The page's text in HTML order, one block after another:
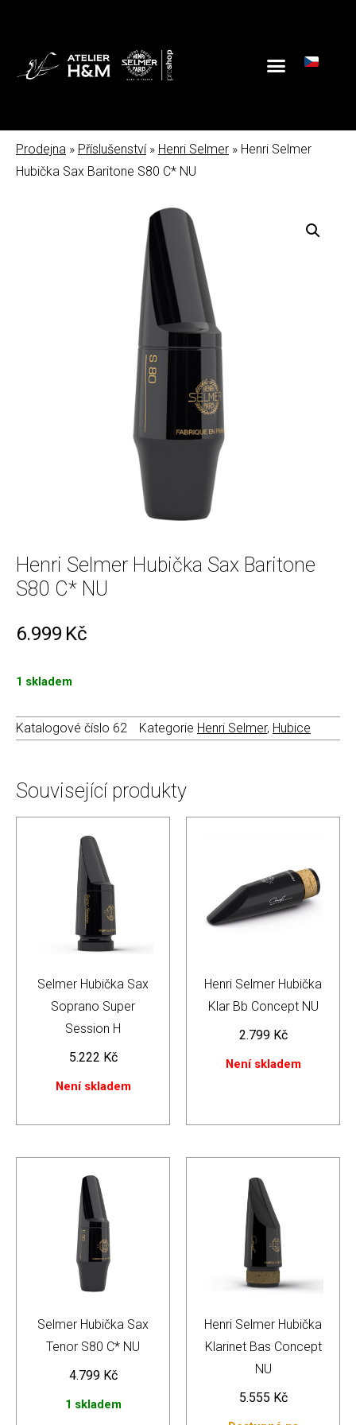
Prodejna » Příslušenství» Henri Selmer » Henri Selmer
Hubička Sax Baritone S80 C* NU
Henri Selmer Hubička Sax Baritone
S80 C* NU
6.999 Kč
1 skladem
Katalogové číslo 62 Kategorie Henri Selmer, Hubice
Související produkty
Selmer Hubička Sax
Soprano Super
Session H
5.222 Kč
Není skladem
Henri Selmer Hubička
Klar Bb Concept NU
2.799 Kč
Není skladem
Selmer Hubička Sax
Tenor S80 C* NU
4.799 Kč
1 skladem
Henri Selmer Hubička
Klarinet Bas Concept
NU
5.555 Kč